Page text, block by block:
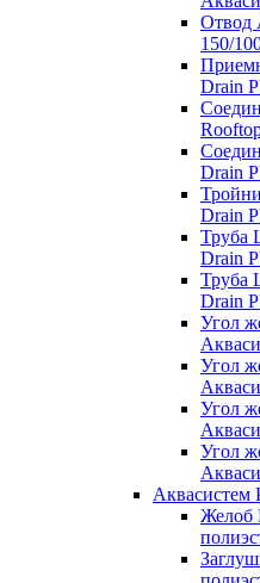
Отвод
150/
Drain
Drain
Drain
Труба
Drain
Труба
Drain
Угол
Угол
Угол
Угол
Аквасистем
Желоб